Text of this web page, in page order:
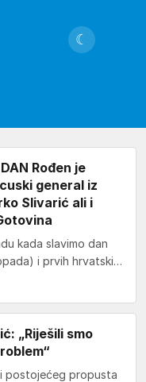
☾
Rođen je
general iz
Slivarić ali i
kada slavimo dan
i prvih hrvatski
ponijeli u
„Riješili smo
postojećeg propusta